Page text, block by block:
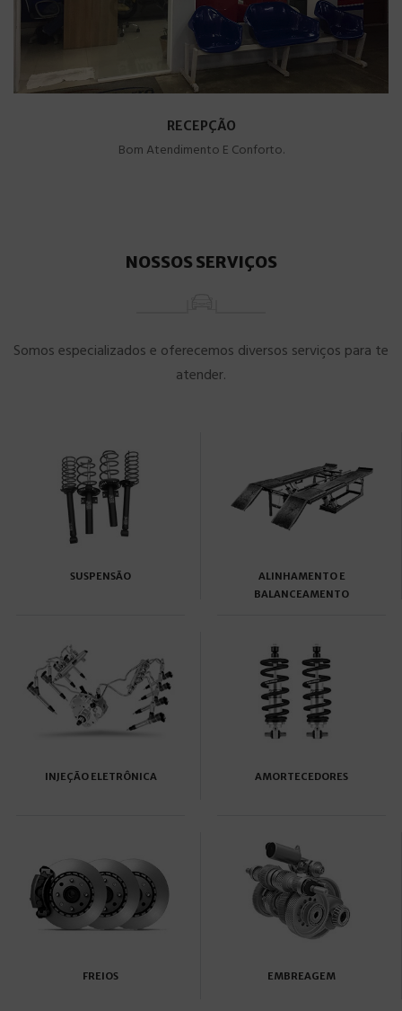
RECEPÇÃO
Bom Atendimento E Conforto.
NOSSOS SERVIÇOS
Somos especializados e oferecemos diversos serviços para te
atender.
SUSPENSÃO
ALINHAMENTO E
BALANCEAMENTO
INJEÇÃO ELETRÔNICA AMORTECEDORES
FREIOS EMBREAGEM